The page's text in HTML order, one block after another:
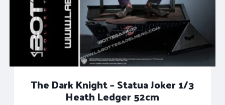
The Dark Knight – Statua Joker 1/3
Heath Ledger 52cm